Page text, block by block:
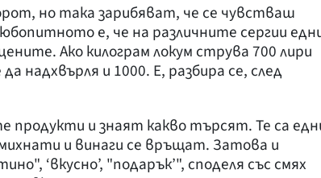
но така зарибяват, че се чувстваш
е, че на различните сергии
Ако килограм локум струва 700 лири
надхвърля и 1000. Е, разбира се, след
и знаят какво търсят. Те са
и винаги се връщат. Затова и
‘вкусно’, "подарък’", споделя със смях